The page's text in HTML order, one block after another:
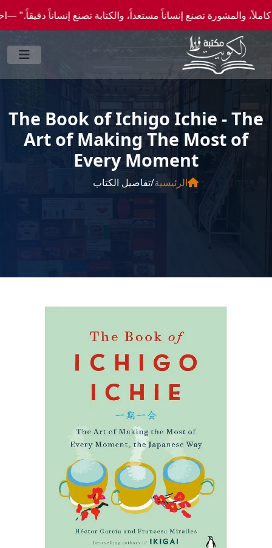
تصنع إنساناً مستعداً، والكتابة تصنع إنساناً دقيقاً." —احصل علي عروض وخصومات
The Book of Ichigo Ichie - The
Art of Making The Most of
Every Moment
الرئيسية/تفاصيل الكتاب